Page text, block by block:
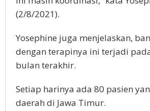
(2/8/2021).
Yosephine juga menjelaskan,
dengan terapinya ini terjadi
bulan terakhir.
Setiap harinya ada 80 pasien
daerah di Jawa Timur.